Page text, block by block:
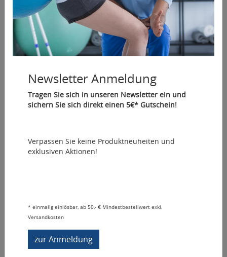
Newsletter Anmeldung
Tragen Sie sich in unseren Newsletter ein und
sichern Sie sich direkt einen 5€* Gutschein!
Verpassen Sie keine Produktneuheiten und
exklusiven Aktionen!
* einmalig einlösbar, ab 50,- € Mindestbestellwert exkl.
Versandkosten
zur Anmeldung
Tragbare Massageliege NubisLITE
Sofort lieferbar
Vergleichen
Auf den Merkzettel
Fragen zum Artikel